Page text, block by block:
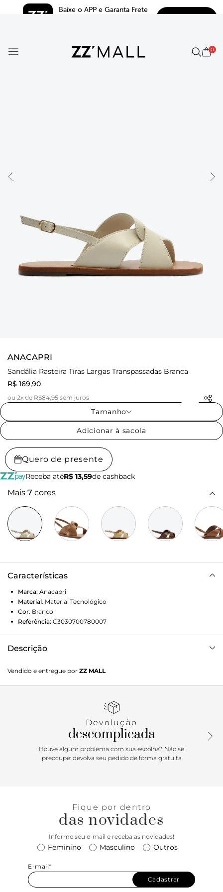
Baixe o APP e Garanta Frete
0
ANACAPRI
Sandália Rasteira Tiras Largas Transpassadas Branca
R$ 169,90
ou 2x de R$84,95 sem juros
Tamanho
Adicionar à sacola
Quero de presente
Receba atéR$ 13,59de cashback
Mais 7 cores
Características
Marca: Anacapri
Material: Material Tecnológico
Cor: Branco
Referência: C3030700780007
Descrição
modelo de solado rasteiro emborrachado com leve saltinho
traseiro, apresenta cabedal imponente com duas tiras
nos contornos - com design entrelaçado na lateral, sobre os
por tiras fininhas que seguem pelas laterais e contornam o
calcanhar. De biqueira arredondada, traz palmilha no
mesmo tom da rasteirinha, com assinatura Anacapri em
carimbo metálico. Porque Apostar: Comfy, moderninha e
mood urban boho para compor suas produções de trabalho
e de lazer está em alta! O calce fresquinho vai dominar as
Vendido e entregue por ZZ MALL
Devolução
descomplicada
Houve algum problema com sua escolha? Não se
preocupe: devolva seu pedido de forma gratuita
Fique por dentro
das novidades
Informe seu e-mail e receba as novidades!
Feminino Masculino Outros
E-mail*
Cadastrar